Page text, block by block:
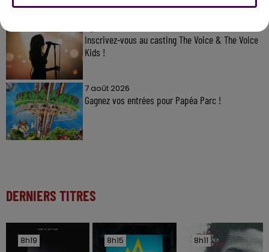
Inscrivez-vous au casting The Voice & The Voice
Kids !
7 août 2026
Gagnez vos entrées pour Papéa Parc !
DERNIERS TITRES
8h19
8h19 8h15
8h15 8h11
8h11